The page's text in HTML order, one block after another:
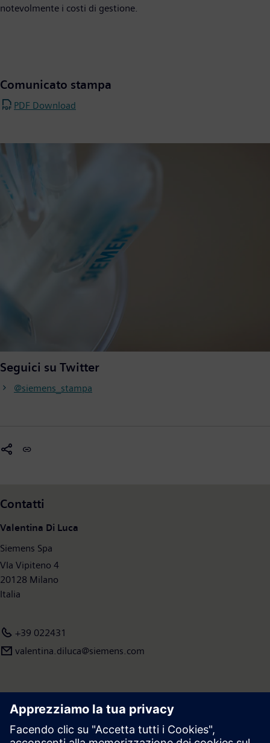
notevolmente i costi di gestione.
Comunicato stampa
PDF Download
Seguici su Twitter
@siemens_stampa
Contatti
Valentina Di Luca
Siemens Spa
VIa Vipiteno 4
20128 Milano
Italia
+39 022431
valentina.diluca@siemens.com